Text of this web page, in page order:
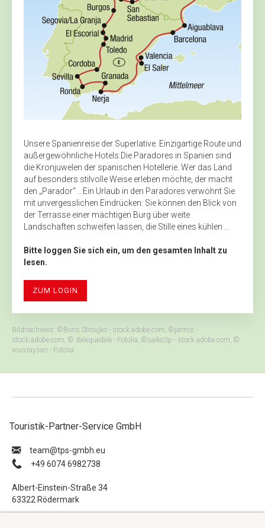
Unsere Spanienreise der Superlative. Einzigartige Route und
außergewöhnliche Hotels:Die Paradores in Spanien sind
die Kronjuwelen der spanischen Hotellerie. Wer das Land
auf besonders stilvolle Weise erleben möchte, der macht
den „Parador“ ...Ein Urlaub in den Paradores verwöhnt Sie
mit unvergesslichen Eindrücken: Sie können den Blick von
der Terrasse einer mächtigen Burg über weite
Landschaften schweifen lassen, die Stille eines kühlen ...
Bitte loggen Sie sich ein, um den gesamten Inhalt zu
lesen.
ZUM LOGIN
Bildnachweis: ©Boris Stroujko - stock.adobe.com, ©jannis -
stock.adobe.com, © dalequedale - Fotolia, ©saiko3p - stock.adobe.com, ©
vouvraysan - Fotolia
Touristik-Partner-Service GmbH
ue.hbmg-spt@maet
+49 6074 6982738
Albert-Einstein-Straße 34
63322 Rödermark